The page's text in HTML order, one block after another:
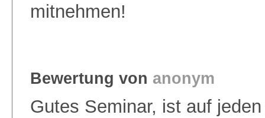
mitnehmen!
Bewertung von anonym
Gutes Seminar, ist auf jeden